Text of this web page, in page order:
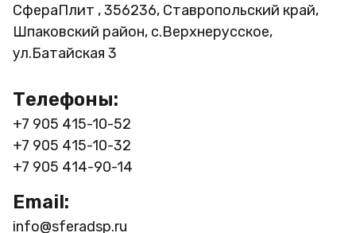
СфераПлит , 356236, Ставропольский край,
Шпаковский район, с.Верхнерусское,
ул.Батайская 3
Телефоны:
+7 905 415-10-52
+7 905 415-10-32
+7 905 414-90-14
Email:
info@sferadsp.ru